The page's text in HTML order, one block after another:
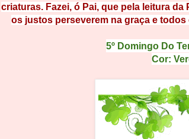
criaturas. Fazei, ó Pai, que pe a l eitura da
os justos perseverem na graça e todos
5º Domingo Do
Cor: